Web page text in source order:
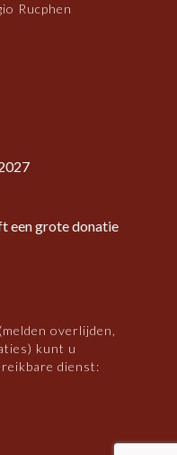
Rucphen
een grote donatie
overlijden,
kunt u
dienst: